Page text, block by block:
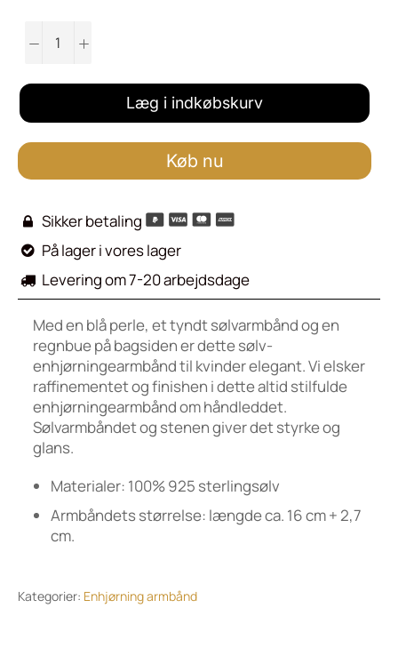
− +
Læg i indkøbskurv
Køb nu
 Sikker betaling
 På lager i vores lager
 Levering om 7-20 arbejdsdage
Med en blå perle, et tyndt sølvarmbånd og en
regnbue på bagsiden er dette sølv-
enhjørningearmbånd til kvinder elegant. Vi elsker
raffinementet og finishen i dette altid stilfulde
enhjørningearmbånd om håndleddet.
Sølvarmbåndet og stenen giver det styrke og
glans.
Materialer: 100% 925 sterlingsølv
Armbåndets størrelse: længde ca. 16 cm + 2,7
cm.
Kategorier: Enhjørning armbånd